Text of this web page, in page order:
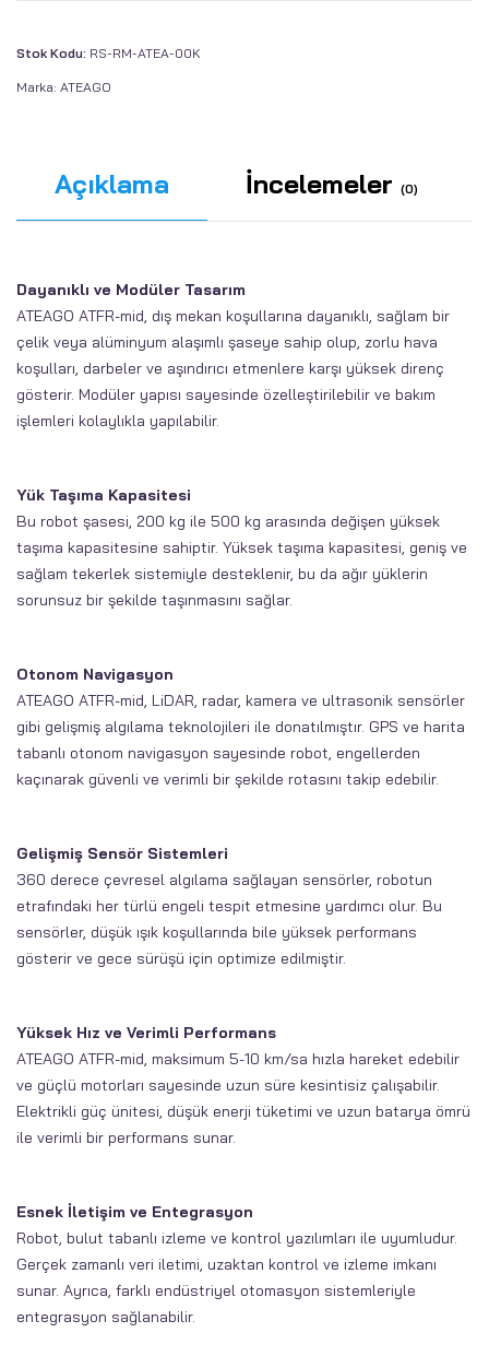
Stok Kodu: RS-RM-ATEA-00K
Marka: ATEAGO
Açıklama İncelemeler (0)
Dayanıklı ve Modüler Tasarım
ATEAGO ATFR-mid, dış mekan koşullarına dayanıklı, sağlam bir
çelik veya alüminyum alaşımlı şaseye sahip olup, zorlu hava
koşulları, darbeler ve aşındırıcı etmenlere karşı yüksek direnç
gösterir. Modüler yapısı sayesinde özelleştirilebilir ve bakım
işlemleri kolaylıkla yapılabilir.
Yük Taşıma Kapasitesi
Bu robot şasesi, 200 kg ile 500 kg arasında değişen yüksek
taşıma kapasitesine sahiptir. Yüksek taşıma kapasitesi, geniş ve
sağlam tekerlek sistemiyle desteklenir, bu da ağır yüklerin
sorunsuz bir şekilde taşınmasını sağlar.
Otonom Navigasyon
ATEAGO ATFR-mid, LiDAR, radar, kamera ve ultrasonik sensörler
gibi gelişmiş algılama teknolojileri ile donatılmıştır. GPS ve harita
tabanlı otonom navigasyon sayesinde robot, engellerden
kaçınarak güvenli ve verimli bir şekilde rotasını takip edebilir.
Gelişmiş Sensör Sistemleri
360 derece çevresel algılama sağlayan sensörler, robotun
etrafındaki her türlü engeli tespit etmesine yardımcı olur. Bu
sensörler, düşük ışık koşullarında bile yüksek performans
gösterir ve gece sürüşü için optimize edilmiştir.
Yüksek Hız ve Verimli Performans
ATEAGO ATFR-mid, maksimum 5-10 km/sa hızla hareket edebilir
ve güçlü motorları sayesinde uzun süre kesintisiz çalışabilir.
Elektrikli güç ünitesi, düşük enerji tüketimi ve uzun batarya ömrü
ile verimli bir performans sunar.
Esnek İletişim ve Entegrasyon
Robot, bulut tabanlı izleme ve kontrol yazılımları ile uyumludur.
Gerçek zamanlı veri iletimi, uzaktan kontrol ve izleme imkanı
sunar. Ayrıca, farklı endüstriyel otomasyon sistemleriyle
entegrasyon sağlanabilir.